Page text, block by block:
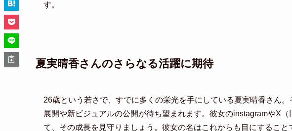
す。
夏実晴香さんのさらなる活躍に期待
26歳という若さで、すでに多くの栄光を手にしている夏実晴香さん
展開や新ビジュアルの公開が待ち望まれます。彼女のinstagramやX
て、その成長を見守りましょう。彼女の名はこれからも目にすること